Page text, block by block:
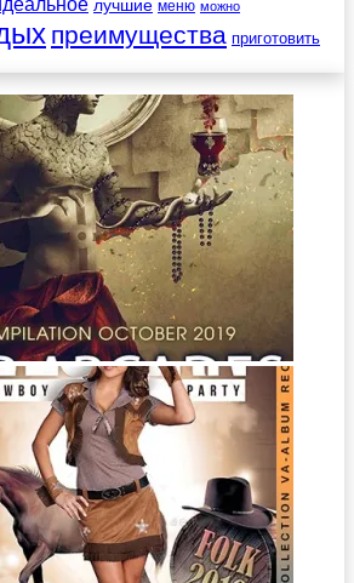
лучшие меню можно
преимущества приготовить